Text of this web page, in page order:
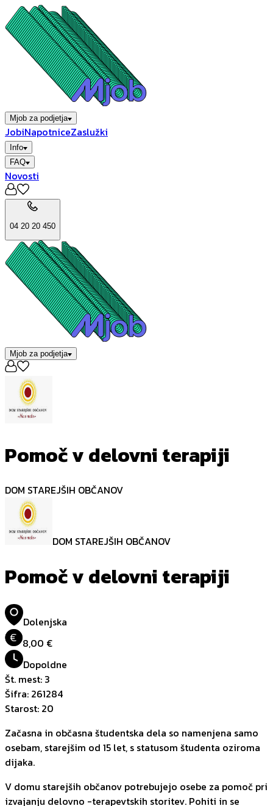
Mjob za podjetja
JobiNapotniceZaslužki
Info
FAQ
Novosti
04 20 20 450
Mjob za podjetja
Pomoč v delovni terapiji
DOM STAREJŠIH OBČANOV
DOM STAREJŠIH OBČANOV
Pomoč v delovni terapiji
Dolenjska
€ 8,00 €
Dopoldne
Št. mest: 3
Šifra: 261284
Starost: 20
Začasna in občasna študentska dela so namenjena samo
osebam, starejšim od 15 let, s statusom študenta oziroma
dijaka.
V domu starejših občanov potrebujejo osebe za pomoč pri
izvajanju delovno -terapevtskih storitev. Pohiti in se